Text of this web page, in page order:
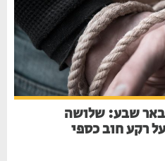
שבע: שלושה
רקע חוב כספי